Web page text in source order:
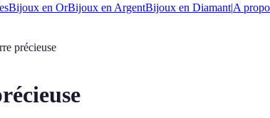
Bijoux en OrBijoux en ArgentBijoux en Diamant|A
précieuse